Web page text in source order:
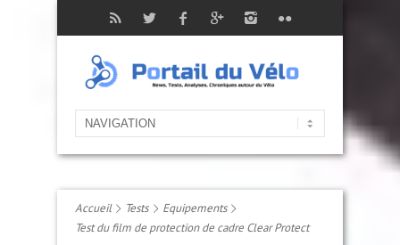
Accueil Tests
Equipements
Test du film de protection de cadre Clear Protect